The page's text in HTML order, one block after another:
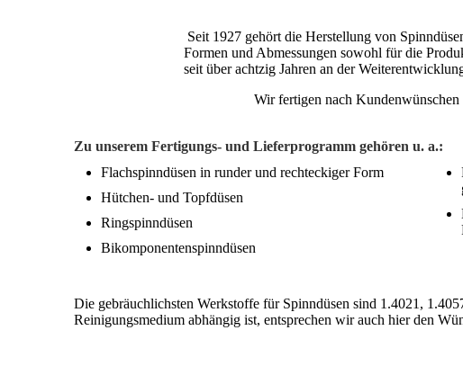
Seit 1927 gehört die Herstellung von
Formen und Abmessungen sowohl für die
seit über achtzig Jahren an der
Wir fertigen nach
Zu unserem Fertigungs- und Lieferprogramm gehören u. a.:
Flachspinndüsen in runder und rechteckiger Form
Hütchen- und Topfdüsen
Ringspinndüsen
Bikomponentenspinndüsen
Die gebräuchlichsten Werkstoffe für Spinndüsen sind 1.4021,
Reinigungsmedium abhängig ist, entsprechen wir auch hier den